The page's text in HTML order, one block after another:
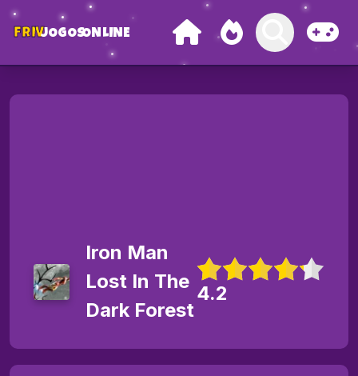
FRIVJOGOSONLINE
Iron Man
Lost In The
Dark Forest
4.2